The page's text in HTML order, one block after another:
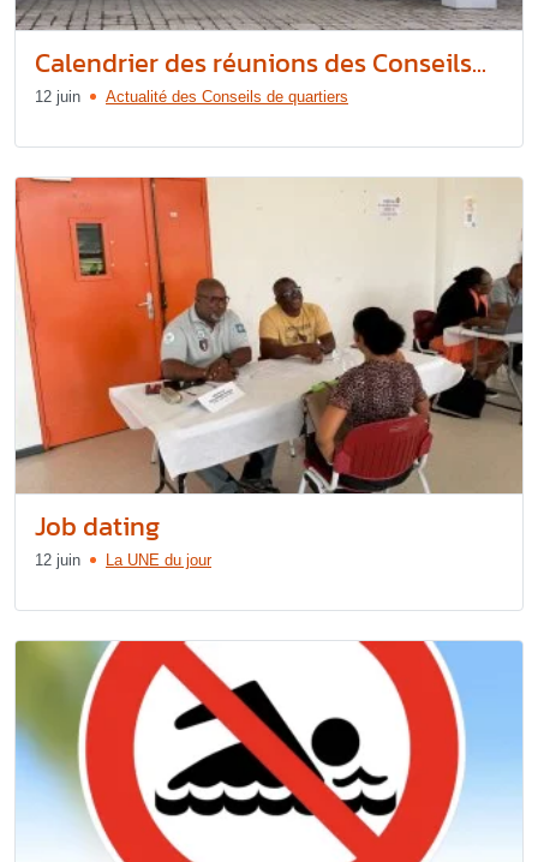
Calendrier des réunions des Conseils...
12 juin Actualité des Conseils de quartiers
Job dating
12 juin La UNE du jour